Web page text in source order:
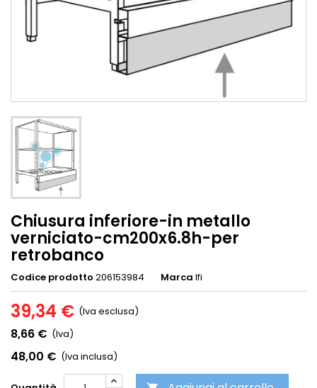
Chiusura inferiore-in metallo
verniciato-cm200x6.8h-per
retrobanco
Codice prodotto 206153984 Marca Ifi
39,34 € (Iva esclusa)
8,66 € (Iva)
48,00 € (Iva inclusa)